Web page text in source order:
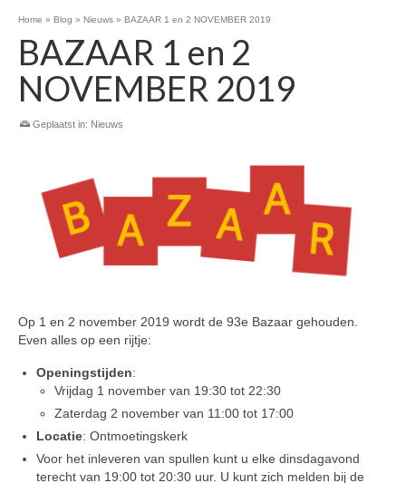
Home » Blog » Nieuws » BAZAAR 1 en 2 NOVEMBER 2019
BAZAAR 1 en 2
NOVEMBER 2019
Geplaatst in: Nieuws
Op 1 en 2 november 2019 wordt de 93e Bazaar gehouden.
Even alles op een rijtje:
Openingstijden:
Vrijdag 1 november van 19:30 tot 22:30
Zaterdag 2 november van 11:00 tot 17:00
Locatie: Ontmoetingskerk
Voor het inleveren van spullen kunt u elke dinsdagavond
terecht van 19:00 tot 20:30 uur. U kunt zich melden bij de